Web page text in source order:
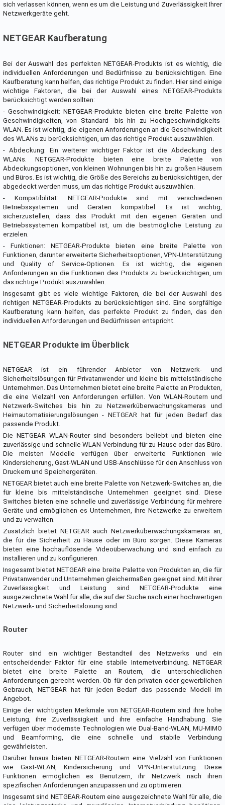
sich verlassen können, wenn es um die Leistung und Zuverlässigkeit Ihrer
Netzwerkgeräte geht.
NETGEAR Kaufberatung
Bei der Auswahl des perfekten NETGEAR-Produkts ist es wichtig, die
individuellen Anforderungen und Bedürfnisse zu berücksichtigen. Eine
Kaufberatung kann helfen, das richtige Produkt zu finden. Hier sind einige
wichtige Faktoren, die bei der Auswahl eines NETGEAR-Produkts
berücksichtigt werden sollten:
- Geschwindigkeit: NETGEAR-Produkte bieten eine breite Palette von
Geschwindigkeiten, von Standard- bis hin zu Hochgeschwindigkeits-
WLAN. Es ist wichtig, die eigenen Anforderungen an die Geschwindigkeit
des WLANs zu berücksichtigen, um das richtige Produkt auszuwählen.
- Abdeckung: Ein weiterer wichtiger Faktor ist die Abdeckung des
WLANs. NETGEAR-Produkte bieten eine breite Palette von
Abdeckungsoptionen, von kleinen Wohnungen bis hin zu großen Häusern
und Büros. Es ist wichtig, die Größe des Bereichs zu berücksichtigen, der
abgedeckt werden muss, um das richtige Produkt auszuwählen.
- Kompatibilität: NETGEAR-Produkte sind mit verschiedenen
Betriebssystemen und Geräten kompatibel. Es ist wichtig,
sicherzustellen, dass das Produkt mit den eigenen Geräten und
Betriebssystemen kompatibel ist, um die bestmögliche Leistung zu
erzielen.
- Funktionen: NETGEAR-Produkte bieten eine breite Palette von
Funktionen, darunter erweiterte Sicherheitsoptionen, VPN-Unterstützung
und Quality of Service-Optionen. Es ist wichtig, die eigenen
Anforderungen an die Funktionen des Produkts zu berücksichtigen, um
das richtige Produkt auszuwählen.
Insgesamt gibt es viele wichtige Faktoren, die bei der Auswahl des
richtigen NETGEAR-Produkts zu berücksichtigen sind. Eine sorgfältige
Kaufberatung kann helfen, das perfekte Produkt zu finden, das den
individuellen Anforderungen und Bedürfnissen entspricht.
NETGEAR Produkte im Überblick
NETGEAR ist ein führender Anbieter von Netzwerk- und
Sicherheitslösungen für Privatanwender und kleine bis mittelständische
Unternehmen. Das Unternehmen bietet eine breite Palette an Produkten,
die eine Vielzahl von Anforderungen erfüllen. Von WLAN-Routern und
Netzwerk-Switches bis hin zu Netzwerküberwachungskameras und
Heimautomatisierungslösungen - NETGEAR hat für jeden Bedarf das
passende Produkt.
Die NETGEAR WLAN-Router sind besonders beliebt und bieten eine
zuverlässige und schnelle WLAN-Verbindung für zu Hause oder das Büro.
Die meisten Modelle verfügen über erweiterte Funktionen wie
Kindersicherung, Gast-WLAN und USB-Anschlüsse für den Anschluss von
Druckern und Speichergeräten.
NETGEAR bietet auch eine breite Palette von Netzwerk-Switches an, die
für kleine bis mittelständische Unternehmen geeignet sind. Diese
Switches bieten eine schnelle und zuverlässige Verbindung für mehrere
Geräte und ermöglichen es Unternehmen, ihre Netzwerke zu erweitern
und zu verwalten.
Zusätzlich bietet NETGEAR auch Netzwerküberwachungskameras an,
die für die Sicherheit zu Hause oder im Büro sorgen. Diese Kameras
bieten eine hochauflösende Videoüberwachung und sind einfach zu
installieren und zu konfigurieren.
Insgesamt bietet NETGEAR eine breite Palette von Produkten an, die für
Privatanwender und Unternehmen gleichermaßen geeignet sind. Mit ihrer
Zuverlässigkeit und Leistung sind NETGEAR-Produkte eine
ausgezeichnete Wahl für alle, die auf der Suche nach einer hochwertigen
Netzwerk- und Sicherheitslösung sind.
Router
Router sind ein wichtiger Bestandteil des Netzwerks und ein
entscheidender Faktor für eine stabile Internetverbindung. NETGEAR
bietet eine breite Palette an Routern, die unterschiedlichen
Anforderungen gerecht werden. Ob für den privaten oder gewerblichen
Gebrauch, NETGEAR hat für jeden Bedarf das passende Modell im
Angebot.
Einige der wichtigsten Merkmale von NETGEAR-Routern sind ihre hohe
Leistung, ihre Zuverlässigkeit und ihre einfache Handhabung. Sie
verfügen über modernste Technologien wie Dual-Band-WLAN, MU-MIMO
und Beamforming, die eine schnelle und stabile Verbindung
gewährleisten.
Darüber hinaus bieten NETGEAR-Routern eine Vielzahl von Funktionen
wie Gast-WLAN, Kindersicherung und VPN-Unterstützung. Diese
Funktionen ermöglichen es Benutzern, ihr Netzwerk nach ihren
spezifischen Anforderungen anzupassen und zu optimieren.
Insgesamt sind NETGEAR-Routern eine ausgezeichnete Wahl für alle, die